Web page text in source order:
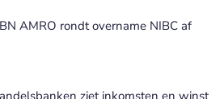
AMRO rondt overname NIBC af
ziet inkomsten en winst